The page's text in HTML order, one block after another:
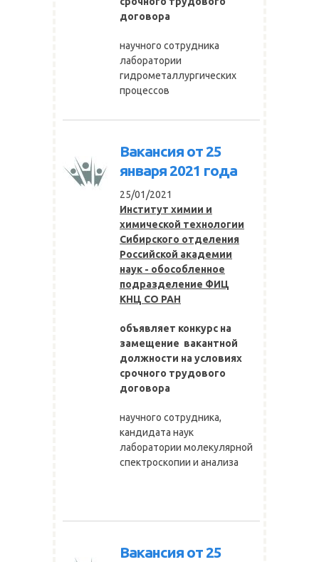
договора
научного сотрудника
лаборатории
гидрометаллургических
процессов
Вакансия от 25
января 2021 года
25/01/2021
Институт химии и
химической технологии
Сибирского отделения
Российской академии
наук - обособленное
подразделение ФИЦ
КНЦ СО РАН
объявляет конкурс на
замещение вакантной
должности на условиях
срочного трудового
договора
научного сотрудника,
кандидата наук
лаборатории молекулярной
спектроскопии и анализа
Вакансия от 25